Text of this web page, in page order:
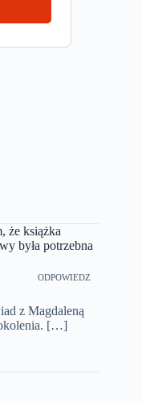
że książka
była potrzebna
ODPOWIEDZ
z Magdaleną
[…]